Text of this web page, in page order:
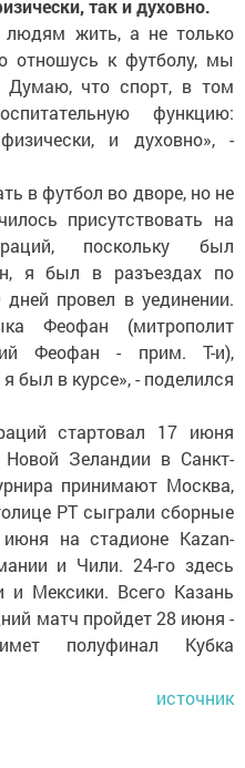
так и духовно.
людям жить, а не только
отношусь к футболу, мы
Думаю, что спорт, в том
функцию:
и духовно», -
в футбол во дворе, но не
присутствовать на
поскольку был
я был в разъездах по
дней провел в уединении.
Феофан (митрополит
Феофан - прим. Т-и),
был в курсе», - поделился
стартовал 17 июня
Зеландии в Санкт-
принимают Москва,
РТ сыграли сборные
на стадионе Kazan-
и Чили. 24-го здесь
и Мексики. Всего Казань
матч пройдет 28 июня -
полуфинал Кубка
источник